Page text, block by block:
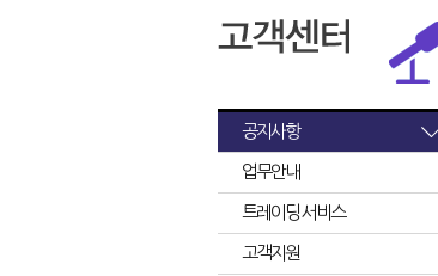
공지사항
업무안내
트레이딩 서비스
고객지원